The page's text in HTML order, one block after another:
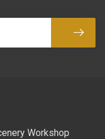
Abonneer
Workshop